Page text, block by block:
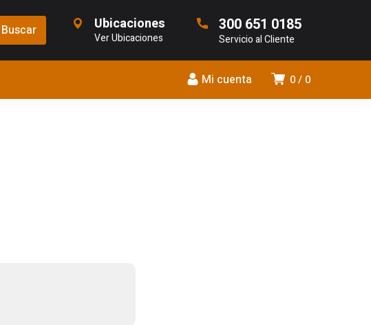
Ubicaciones
Ver Ubicaciones
300 651 0185
Servicio al Cliente
0 0
Mi cuenta